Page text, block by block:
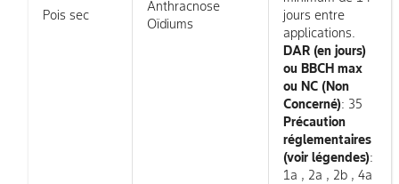
Pois sec
Anthracnose
Oïdiums
jours entre
applications.
DAR (en jours)
ou BBCH max
ou NC (Non
Concerné): 35
Précaution
réglementaires
(voir légendes):
1a , 2a , 2b , 4a